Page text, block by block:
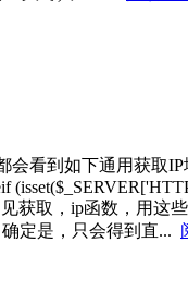
看到如下通用获取IP
获取，ip函数，用
定是，只会得到直...